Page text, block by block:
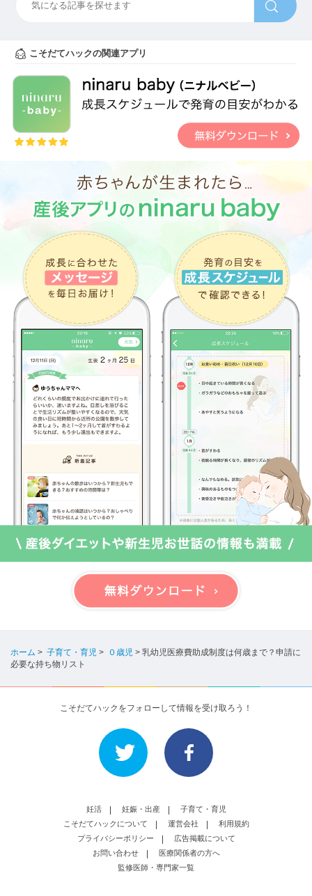
こそだてハックの関連アプリ
ホーム > 子育て・育児 > ０歳児 > 乳幼児医療費助成制度は何歳まで？申請に
必要な持ち物リスト
こそだてハックをフォローして情報を受け取ろう！
妊活 妊娠・出産
子育て・育児
こそだてハックについて
運営会社
利用規約
プライバシーポリシー
広告掲載について
お問い合わせ
医療関係者の方へ
監修医師・専門家一覧